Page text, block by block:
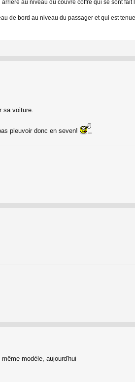
au niveau du couvre coffre qui se sont
de bord au niveau du passager et qui est
sa voiture.
pleuvoir donc en seven!
modèle, aujourd'hui